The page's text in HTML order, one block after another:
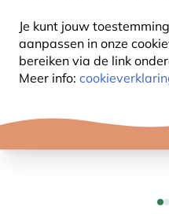
Je kunt jouw
aanpassen in onze
bereiken via de link
Meer info: